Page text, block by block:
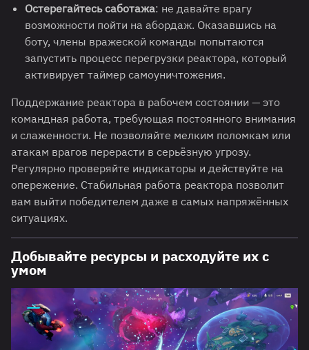
Остерегайтесь саботажа: не давайте врагу
возможности пойти на абордаж. Оказавшись на
боту, члены вражеской команды попытаются
запустить процесс перегрузки реактора, который
активирует таймер самоуничтожения.
Поддержание реактора в рабочем состоянии — это
командная работа, требующая постоянного внимания
и слаженности. Не позволяйте мелким поломкам или
атакам врагов перерасти в серьёзную угрозу.
Регулярно проверяйте индикаторы и действуйте на
опережение. Стабильная работа реактора позволит
вам выйти победителем даже в самых напряжённых
ситуациях.
Добывайте ресурсы и расходуйте их с
умом